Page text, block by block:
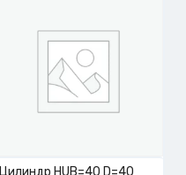
Цилиндр HUB=40 D=40